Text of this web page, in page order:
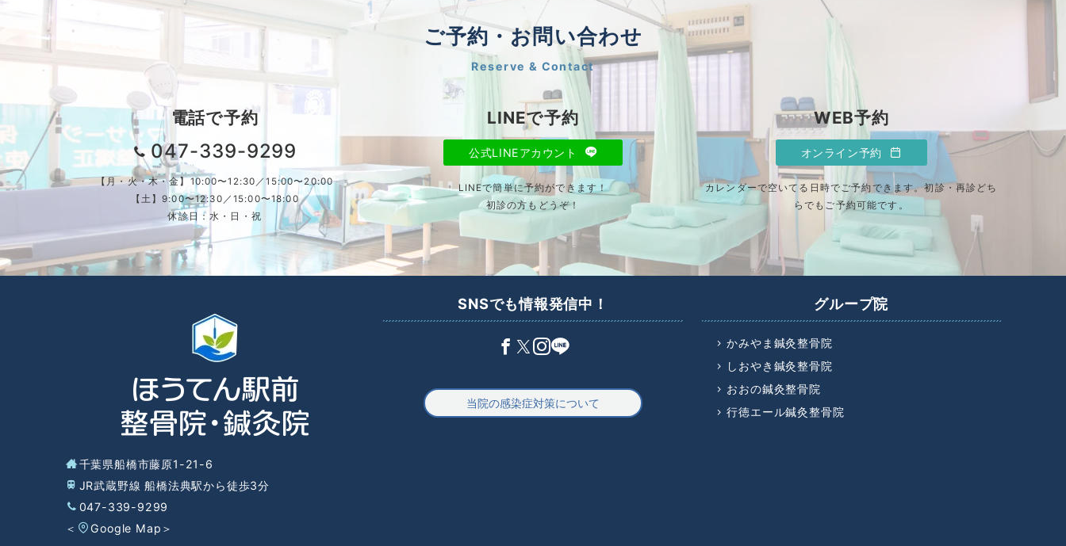
ご予約・お問い合わせ
Reserve & Contact
電話で予約
047-339-9299
【月・火・木・金】10:00〜12:30／15:00〜20:00
【土】9:00〜12:30／15:00〜18:00
休診日：水・日・祝
LINEで予約
公式LINEアカウント
LINEで簡単に予約ができます！
初診の方もどうぞ！
WEB予約
オンライン予約
カレンダーで空いてる日時でご予約できます。初診・再診どち
らでもご予約可能です。
千葉県船橋市藤原1-21-6
JR武蔵野線 船橋法典駅から徒歩3分
047-339-9299
＜
Google Map ＞
SNSでも情報発信中！
当院の感染症対策について
グループ院
かみやま鍼灸整骨院
しおやき鍼灸整骨院
おおの鍼灸整骨院
行徳エール鍼灸整骨院